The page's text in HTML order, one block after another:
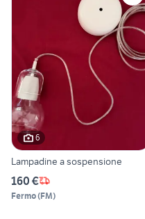
6
Lampadine a sospensione
160 €
Fermo(FM)